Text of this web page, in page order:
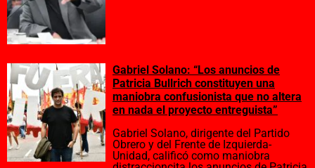
Gabriel Solano: “Los anuncios de
Patricia Bullrich constituyen una
maniobra confusionista que no altera
en nada el proyecto entreguista”
Gabriel Solano, dirigente del Partido
Obrero y del Frente de Izquierda-
Unidad, calificó como maniobra